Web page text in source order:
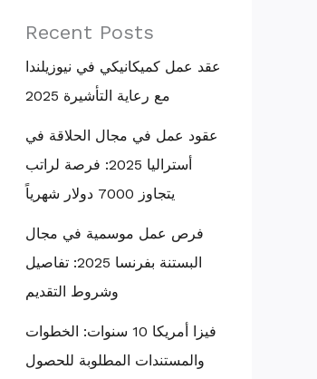
Recent Posts
عقد عمل كميكانيكي في نيوزيلندا
مع رعاية التأشيرة 2025
عقود عمل في مجال الحلاقة في
أستراليا 2025: فرصة لراتب
يتجاوز 7000 دولار شهرياً
فرص عمل موسمية في مجال
البستنة بفرنسا 2025: تفاصيل
وشروط التقديم
فيزا أمريكا 10 سنوات: الخطوات
والمستندات المطلوبة للحصول